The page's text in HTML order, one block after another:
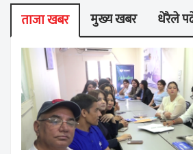
ताजा खबर मुख्य खबर धेरैले